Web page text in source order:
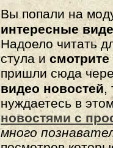
Вы попали на
интересные
Надоело читать
стула и
пришли сюда
видео новостей,
нуждаетесь в
новостями с
много